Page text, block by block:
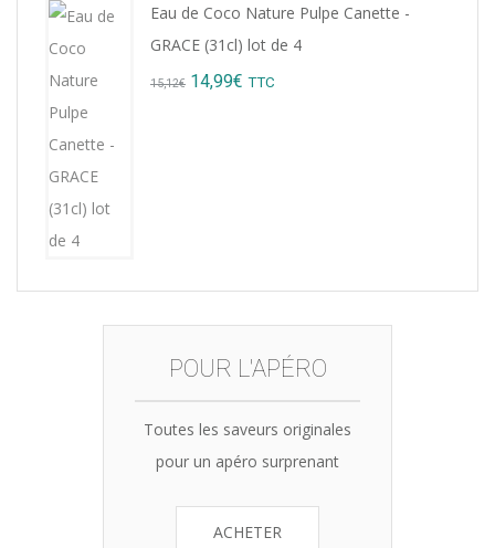
Eau de Coco Nature Pulpe Canette -
GRACE (31cl) lot de 4
15,12€ Original
14,99€ Current
TTC
POUR L'APÉRO
Toutes les saveurs originales
pour un apéro surprenant
ACHETER